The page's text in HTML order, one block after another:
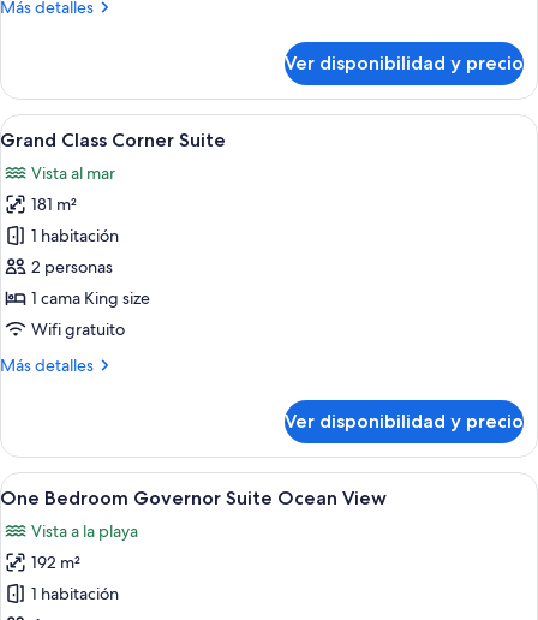
View
Más detalles
Más
Sunrise
Suite
Ocean
Ver disponibilidad y precio
Ver
todas
las
fotos
de
Grand
Class
Corner
Una habitación de hotel moderna
7
Grand Class Corner Suite
Vista al mar
181 m²
1 habitación
2 personas
1 cama King size
Wifi gratuito
Más detalles
Más
Class
Corner
Suite
Ver disponibilidad y precio
Ver
todas
las
fotos
de
Una habitación de hotel moderna
5
One Bedroom Governor Suite Ocean View
Vista a la playa
192 m²
1 habitación